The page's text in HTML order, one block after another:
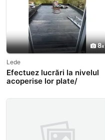
8
Lede
Efectuez lucrări la nivelul
acoperise lor plate/